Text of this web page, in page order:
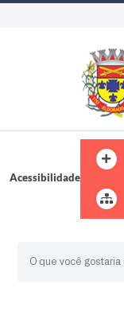
Acessibilidade